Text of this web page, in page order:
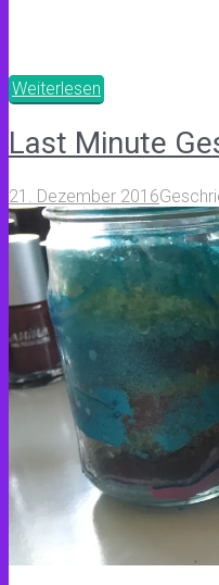
Weiterlesen
Last Minute
21. Dezember 2016